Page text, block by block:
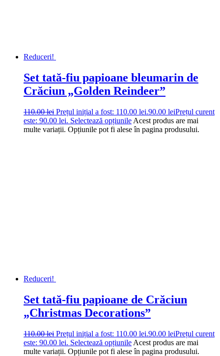
Reduceri!
Set tată-fiu papioane bleumarin de
Crăciun „Golden Reindeer”
110.00lei Prețul inițial a fost: 110.00 lei.90.00 leiPrețul curent
este: 90.00 lei. Selectează opțiunile Acest produs are mai
multe variații. Opțiunile pot fi alese în pagina produsului.
Reduceri!
Set tată-fiu papioane de Crăciun
„Christmas Decorations”
110.00lei Prețul inițial a fost: 110.00 lei.90.00 leiPrețul curent
este: 90.00 lei. Selectează opțiunile Acest produs are mai
multe variații. Opțiunile pot fi alese în pagina produsului.